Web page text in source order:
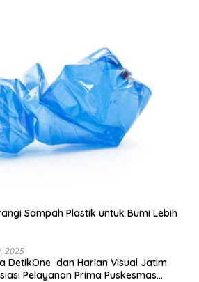
Sampah Plastik untuk Bumi Lebih
2025
DetikOne dan Harian Visual Jatim
Pelayanan Prima Puskesmas